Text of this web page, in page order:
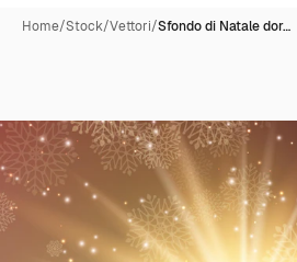
Home/Stock/Vettori/Sfondo di Natale dor…